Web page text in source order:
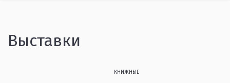
Выставки
КНИЖНЫЕ